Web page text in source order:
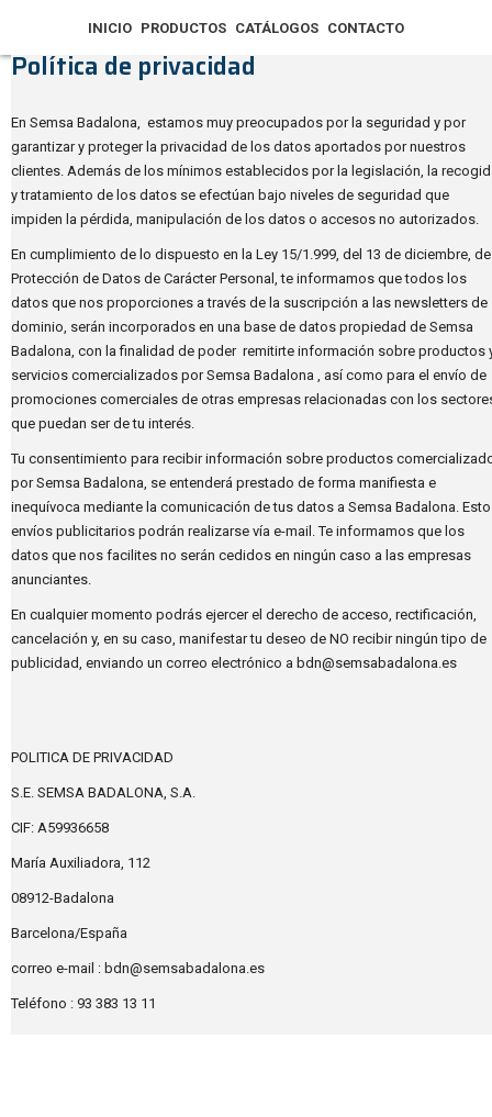
INICIO PRODUCTOS CATÁLOGOS CONTACTO
Política de privacidad
En Semsa Badalona, estamos muy preocupados por la seguridad y por
garantizar y proteger la privacidad de los datos aportados por nuestros
clientes. Además de los mínimos establecidos por la legislación, la
y tratamiento de los datos se efectúan bajo niveles de seguridad que
impiden la pérdida, manipulación de los datos o accesos no autorizados.
En cumplimiento de lo dispuesto en la Ley 15/1.999, del 13 de diciembre, de
Protección de Datos de Carácter Personal, te informamos que todos los
datos que nos proporciones a través de la suscripción a las newsletters de
dominio, serán incorporados en una base de datos propiedad de Semsa
Badalona, con la finalidad de poder remitirte información sobre productos
servicios comercializados por Semsa Badalona , así como para el envío de
promociones comerciales de otras empresas relacionadas con los
que puedan ser de tu interés.
Tu consentimiento para recibir información sobre productos
por Semsa Badalona, se entenderá prestado de forma manifiesta e
inequívoca mediante la comunicación de tus datos a Semsa Badalona.
envíos publicitarios podrán realizarse vía e-mail. Te informamos que los
datos que nos facilites no serán cedidos en ningún caso a las empresas
anunciantes.
En cualquier momento podrás ejercer el derecho de acceso, rectificación,
cancelación y, en su caso, manifestar tu deseo de NO recibir ningún tipo de
publicidad, enviando un correo electrónico a bdn@semsabadalona.es
POLITICA DE PRIVACIDAD
S.E. SEMSA BADALONA, S.A.
CIF: A59936658
María Auxiliadora, 112
08912-Badalona
Barcelona/España
correo e-mail : bdn@semsabadalona.es
Teléfono : 93 383 13 11